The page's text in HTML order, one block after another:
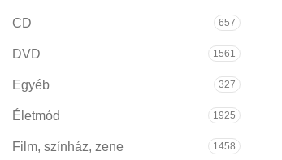
CD 657
DVD 1561
Egyéb 327
Életmód 1925
Film, színház, zene 1458